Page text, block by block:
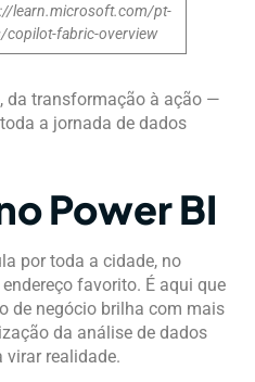
learn.microsoft.com/pt-
fabric-overview
da transformação à ação —
a jornada de dados
Power BI
por toda a cidade, no
favorito. É aqui que
de negócio brilha com mais
da análise de dados
virar realidade.